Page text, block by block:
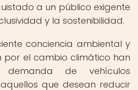
a un público exigente
y la sostenibilidad.
conciencia ambiental y
por el cambio climático han
de vehículos
que desean reducir